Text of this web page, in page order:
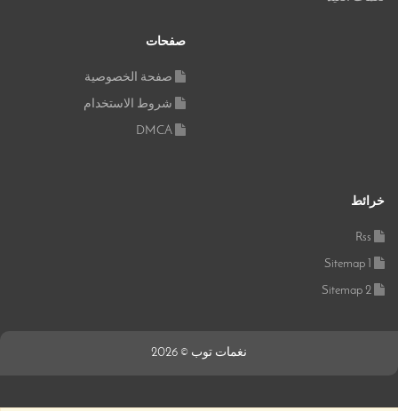
صفحات
صفحة الخصوصية
شروط الاستخدام
DMCA
خرائط
Rss
Sitemap 1
Sitemap 2
نغمات توب © 2026